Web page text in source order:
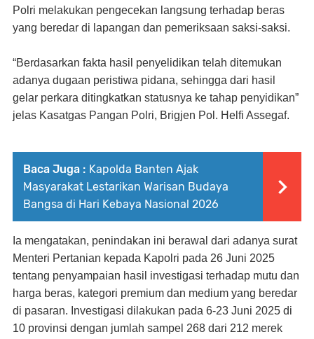
Polri melakukan pengecekan langsung terhadap beras
yang beredar di lapangan dan pemeriksaan saksi-saksi.
“Berdasarkan fakta hasil penyelidikan telah ditemukan
adanya dugaan peristiwa pidana, sehingga dari hasil
gelar perkara ditingkatkan statusnya ke tahap penyidikan”
jelas Kasatgas Pangan Polri, Brigjen Pol. Helfi Assegaf.
Baca Juga : Kapolda Banten Ajak
Masyarakat Lestarikan Warisan Budaya
Bangsa di Hari Kebaya Nasional 2026
Ia mengatakan, penindakan ini berawal dari adanya surat
Menteri Pertanian kepada Kapolri pada 26 Juni 2025
tentang penyampaian hasil investigasi terhadap mutu dan
harga beras, kategori premium dan medium yang beredar
di pasaran. Investigasi dilakukan pada 6-23 Juni 2025 di
10 provinsi dengan jumlah sampel 268 dari 212 merek